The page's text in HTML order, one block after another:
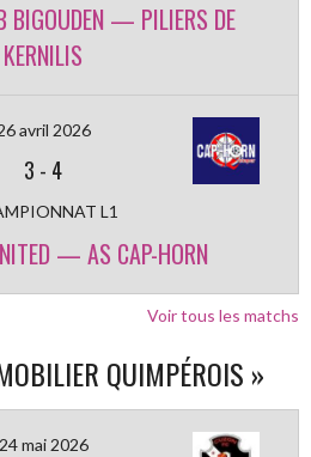
BIGOUDEN — PILIERS DE
KERNILIS
avril 2026
3 - 4
L1
— AS CAP-HORN
Voir tous les matchs
QUIMPÉROIS »
24 mai 2026